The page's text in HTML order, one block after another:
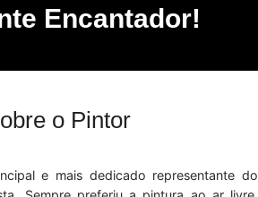
Encantador!
o Pintor
e mais dedicado representante do